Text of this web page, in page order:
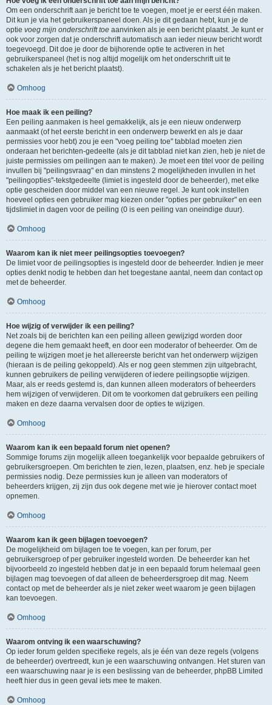
Om een onderschrift aan je bericht toe te voegen, moet je er eerst één maken.
Dit kun je via het gebruikerspaneel doen. Als je dit gedaan hebt, kun je de
optie voeg mijn onderschrift toe aanvinken als je een bericht plaatst. Je kunt er
ook voor zorgen dat je onderschrift automatisch aan ieder nieuw bericht wordt
toegevoegd. Dit doe je door de bijhorende optie te activeren in het
gebruikerspaneel (het is nog altijd mogelijk om het onderschrift uit te
schakelen als je het bericht plaatst).
Omhoog
Hoe maak ik een peiling?
Een peiling aanmaken is heel gemakkelijk, als je een nieuw onderwerp
aanmaakt (of het eerste bericht in een onderwerp bewerkt en als je daar
permissies voor hebt) zou je een "voeg peiling toe" tabblad moeten zien
onderaan het berichten-gedeelte (als je dit tabblad niet kan zien, heb je niet de
juiste permissies om peilingen aan te maken). Je moet een titel voor de peiling
invullen bij "peilingsvraag" en dan minstens 2 mogelijkheden invullen in het
"peilingopties"-tekstgedeelte (limiet is ingesteld door de beheerder), met elke
optie gescheiden door middel van een nieuwe regel. Je kunt ook instellen
hoeveel opties een gebruiker mag kiezen onder "opties per gebruiker" en een
tijdslimiet in dagen voor de peiling (0 is een peiling van oneindige duur).
Omhoog
Waarom kan ik niet meer peilingsopties toevoegen?
De limiet voor de peilingsopties is ingesteld door de beheerder. Indien je meer
opties denkt nodig te hebben dan het toegestane aantal, neem dan contact op
met de beheerder.
Omhoog
Hoe wijzig of verwijder ik een peiling?
Net zoals bij de berichten kan een peiling alleen gewijzigd worden door
degene die hem gemaakt heeft, en door een moderator of beheerder. Om de
peiling te wijzigen moet je het allereerste bericht van het onderwerp wijzigen
(hieraan is de peiling gekoppeld). Als er nog geen stemmen zijn uitgebracht,
kunnen gebruikers de peiling verwijderen of iedere peilingsoptie wijzigen.
Maar, als er reeds gestemd is, dan kunnen alleen moderators of beheerders
hem wijzigen of verwijderen. Dit om te voorkomen dat gebruikers een peiling
maken en deze daarna vervalsen door de opties te wijzigen.
Omhoog
Waarom kan ik een bepaald forum niet openen?
Sommige forums zijn mogelijk alleen toegankelijk voor bepaalde gebruikers of
gebruikersgroepen. Om berichten te zien, lezen, plaatsen, enz. heb je speciale
permissies nodig. Deze permissies kun je alleen van moderators of
beheerders krijgen, zij zijn dus ook degene met wie je hierover contact moet
opnemen.
Omhoog
Waarom kan ik geen bijlagen toevoegen?
De mogelijkheid om bijlagen toe te voegen, kan per forum, per
gebruikersgroep of per gebruiker ingesteld worden. De beheerder kan het
bijvoorbeeld zo ingesteld hebben dat je in een bepaald forum helemaal geen
bijlagen mag toevoegen of dat alleen de beheerdersgroep dit mag. Neem
contact op met de beheerder als je niet zeker weet waarom je geen bijlagen
kan toevoegen.
Omhoog
Waarom ontving ik een waarschuwing?
Op ieder forum gelden specifieke regels, als je één van deze regels (volgens
de beheerder) overtreedt, kun je een waarschuwing ontvangen. Het sturen van
een waarschuwing naar je is een beslissing van de beheerder, phpBB Limited
heeft hier dus in geen geval iets mee te maken.
Omhoog